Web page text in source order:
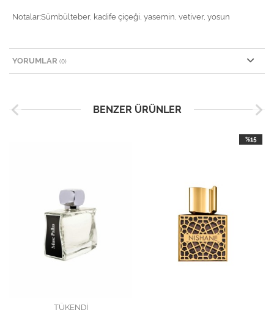
Notalar:Sümbülteber, kadife çiçeği, yasemin, vetiver, yosun
YORUMLAR (0)
BENZER ÜRÜNLER
TÜKENDİ
%15